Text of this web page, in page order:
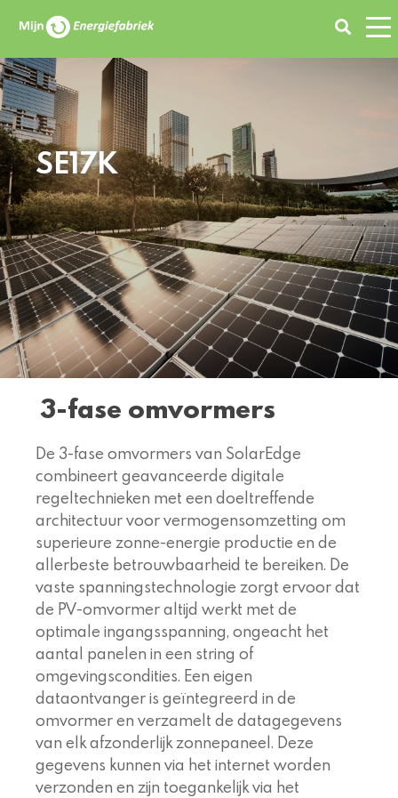
SE17K
3-fase omvormers
De 3-fase omvormers van SolarEdge
combineert geavanceerde digitale
regeltechnieken met een doeltreffende
architectuur voor vermogensomzetting om
superieure zonne-energie productie en de
allerbeste betrouwbaarheid te bereiken. De
vaste spanningstechnologie zorgt ervoor dat
de PV-omvormer altijd werkt met de
optimale ingangsspanning, ongeacht het
aantal panelen in een string of
omgevingscondities. Een eigen
dataontvanger is geïntegreerd in de
omvormer en verzamelt de datagegevens
van elk afzonderlijk zonnepaneel. Deze
gegevens kunnen via het internet worden
verzonden en zijn toegankelijk via het